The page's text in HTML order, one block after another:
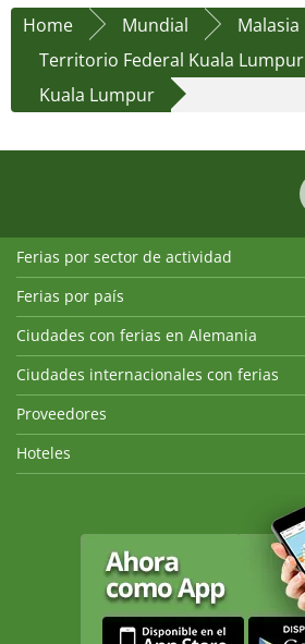
Home Mundial
Malasia
Territorio Federal Kuala Lumpur
Kuala Lumpur
Ferias por sector de actividad
Ferias por país
Ciudades con ferias en Alemania
Ciudades internacionales con ferias
Proveedores
Hoteles